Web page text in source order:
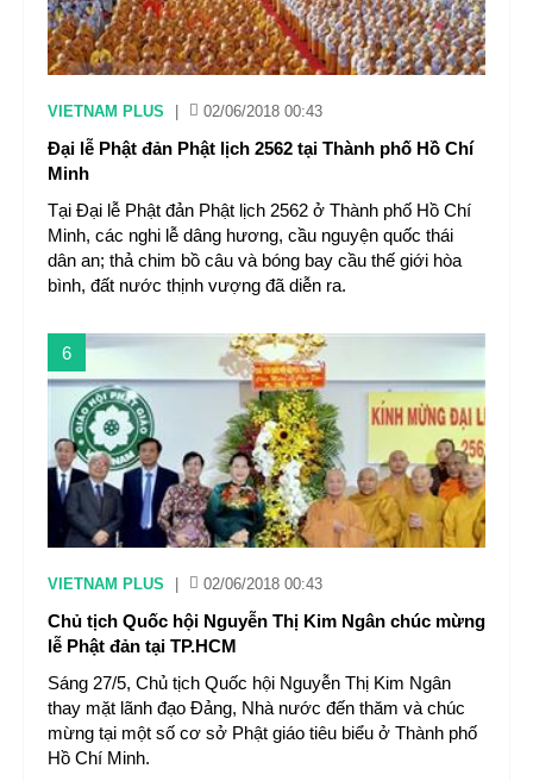
VIETNAM PLUS 02/06/2018 00:43
Đại lễ Phật đản Phật lịch 2562 tại Thành phố Hồ Chí
Minh
Tại Đại lễ Phật đản Phật lịch 2562 ở Thành phố Hồ Chí
Minh, các nghi lễ dâng hương, cầu nguyện quốc thái
dân an; thả chim bồ câu và bóng bay cầu thế giới hòa
bình, đất nước thịnh vượng đã diễn ra.
6
VIETNAM PLUS 02/06/2018 00:43
Chủ tịch Quốc hội Nguyễn Thị Kim Ngân chúc mừng
lễ Phật đản tại TP.HCM
Sáng 27/5, Chủ tịch Quốc hội Nguyễn Thị Kim Ngân
thay mặt lãnh đạo Đảng, Nhà nước đến thăm và chúc
mừng tại một số cơ sở Phật giáo tiêu biểu ở Thành phố
Hồ Chí Minh.